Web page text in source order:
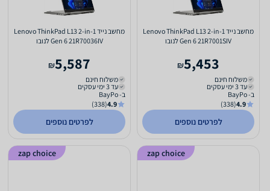
מחשב נייד Lenovo ThinkPad L13 2-in-1
Gen 6 21R7001SIV לנובו
5,453
₪
משלוח חינם
עד 3 ימי עסקים
ב- BayPo
4.9
(338)
לפרטים נוספים
מחשב נייד Lenovo ThinkPad L13 2-in-1
Gen 6 21R70036IV לנובו
5,587
₪
משלוח חינם
עד 3 ימי עסקים
ב- BayPo
4.9
(338)
לפרטים נוספים
zap choice
zap choice